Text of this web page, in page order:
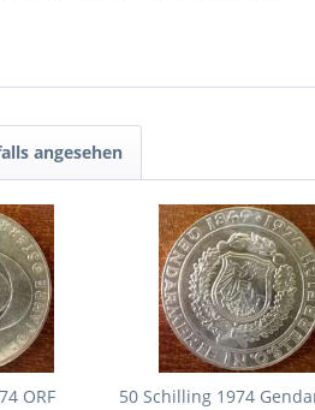
angesehen
ORF 50 Schilling 1974